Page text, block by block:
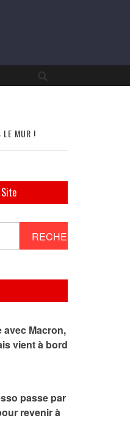
LE MUR !
Macron,
vient à bord
passe par
revenir à